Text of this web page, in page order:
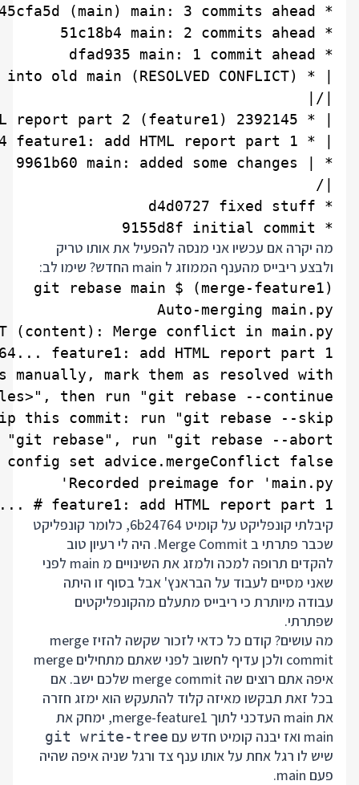
* 9155d8f initial commit
מה יקרה אם עכשיו אני מנסה להפעיל את אותו טריק
ולבצע ריבייס מהענף הממוזג ל main החדש? שימו לב:
# feature1: add HTML report part 1
קיבלתי קונפליקט על קומיט 6b24764, כלומר קונפליקט
שכבר פתרתי ב Merge Commit. היה לי רעיון טוב
להקדים תרופה למכה ולמזג את השינויים מ main לפני
שאני מסיים לעבוד על הבראנץ' אבל בסוף זו היתה
עבודה מיותרת כי ריבייס מתעלם מהקונפליקטים
שפתרתי.
מה עושים? קודם כל כדאי לזכור שקשה להזיז merge
commit ולכן עדיף לחשוב לפני שאתם מתחילים merge
איפה אתם רוצים שה merge commit שלכם ישב. אם
בכל זאת תבקשו מאיזה קלוד להתעקש הוא ימזג חזרה
את main העדכני לתוך merge-feature1, ימחק את
main ואז יבנה קומיט חדש עם
git write-tree
שיש לו רגל אחת על אותו ענף צד ורגל שניה איפה שהיה
פעם main.